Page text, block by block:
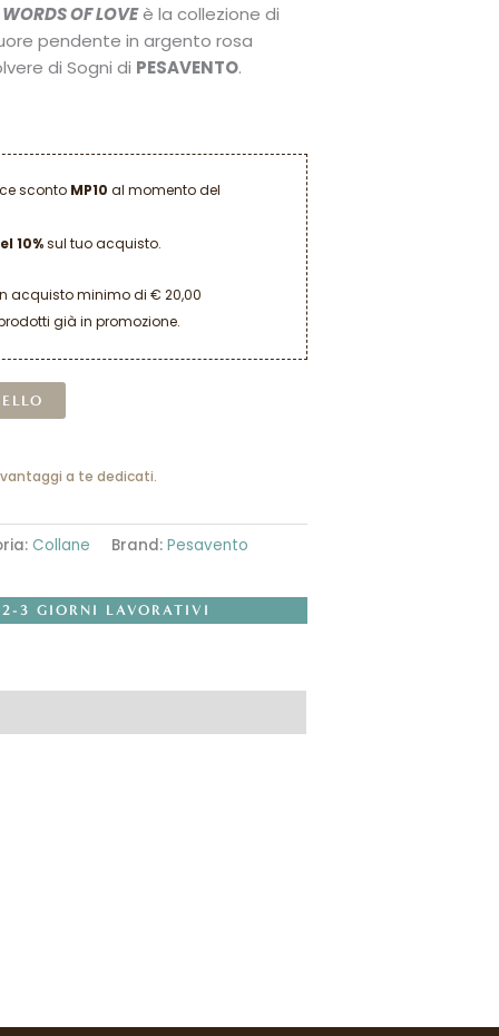
WORDS OF LOVEè la collezione di
pendente in argento rosa
di Sogni di PESAVENTO.
sconto MP10 al momento del
10%sul tuo acquisto.
acquisto minimo di € 20,00
già in promozione.
a te dedicati.
Collane Brand: Pesavento
3 GIORNI LAVORATIVI